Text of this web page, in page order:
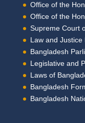
Office of the
Office of the
Supreme Court
Law and Justice
Bangladesh
Legislative and
Laws of
Bangladesh
Bangladesh